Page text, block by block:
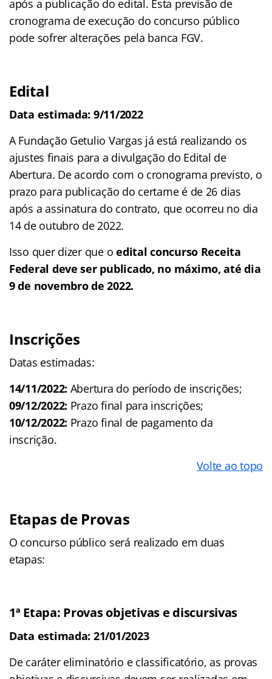
após a publicação do edital. Esta previsão de
cronograma de execução do concurso público
pode sofrer alterações pela banca FGV.
Edital
Data estimada: 9/11/2022
A Fundação Getulio Vargas já está realizando os
ajustes finais para a divulgação do Edital de
Abertura. De acordo com o cronograma previsto, o
prazo para publicação do certame é de 26 dias
após a assinatura do contrato, que ocorreu no dia
14 de outubro de 2022.
Isso quer dizer que oedital concurso Receita
Federal deve ser publicado, no máximo, até dia
9 de novembro de 2022.
Inscrições
Datas estimadas:
14/11/2022: Abertura do período de inscrições;
09/12/2022: Prazo final para inscrições;
10/12/2022: Prazo final de pagamento da
inscrição.
Volte ao topo
Etapas de Provas
O concurso público será realizado em duas
etapas:
1ª Etapa: Provas objetivas e discursivas
Data estimada: 21/01/2023
De caráter eliminatório e classificatório, as provas